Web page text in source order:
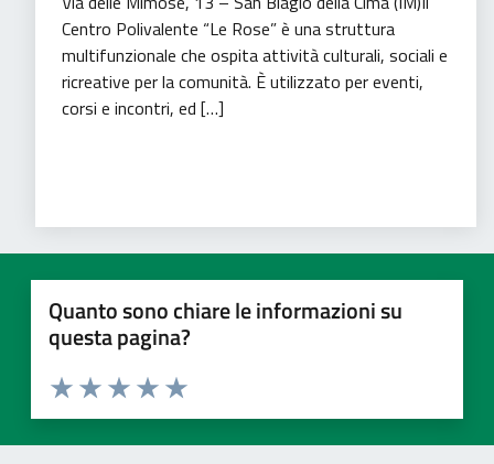
Centro Polivalente “Le Rose” è una struttura
multifunzionale che ospita attività culturali, sociali e
ricreative per la comunità. È utilizzato per eventi,
corsi e incontri, ed […]
Quanto sono chiare le informazioni su
questa pagina?
Valuta 5 stelle su 5
Valuta 4 stelle su 5
Valuta 3 stelle su 5
Valuta 2 stelle su 5
Valuta 1 stelle su 5